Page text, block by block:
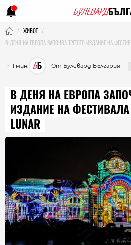
ЖИВОТ
В ДЕНЯ НА ЕВРОПА ЗАПОЧВА ТРЕТОТО ИЗДАНИЕ НА
・ 1 мин. От Булевард България
В ДЕНЯ НА ЕВРОПА
ИЗДАНИЕ НА
LUNAR